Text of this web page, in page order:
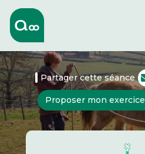
Partager cette séance
Proposer mon exercice